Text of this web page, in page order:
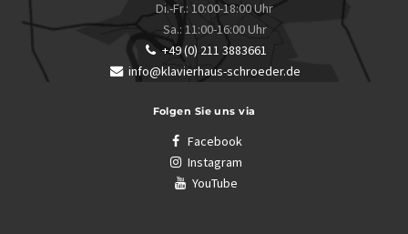
Di.-Fr.: 10:00-18:00 Uhr
Sa.: 11:00-16:00 Uhr
+49 (0) 211 3883661
info@klavierhaus-schroeder.de
Folgen Sie uns via
Facebook
Instagram
YouTube